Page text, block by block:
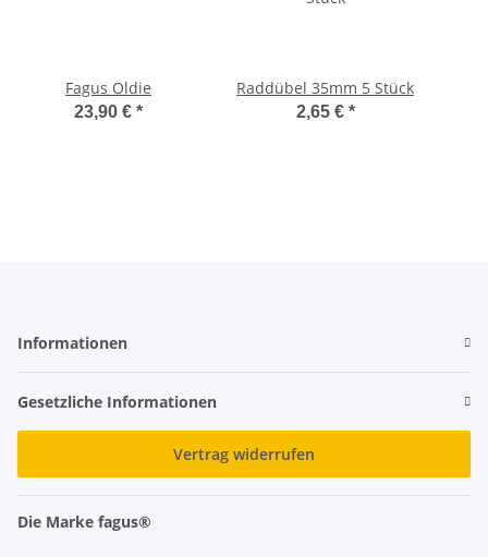
Fagus Oldie
23,90 € *
Raddübel 35mm 5 Stück
2,65 € *
Informationen
Gesetzliche Informationen
Vertrag widerrufen
Die Marke fagus®